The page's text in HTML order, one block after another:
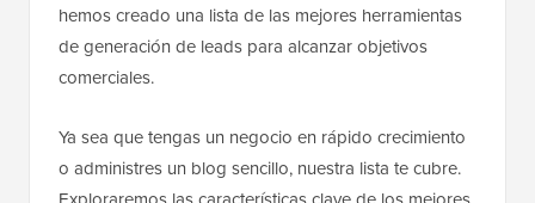
hemos creado una lista de las mejores herramientas
de generación de leads para alcanzar objetivos
comerciales.
Ya sea que tengas un negocio en rápido crecimiento
o administres un blog sencillo, nuestra lista te cubre.